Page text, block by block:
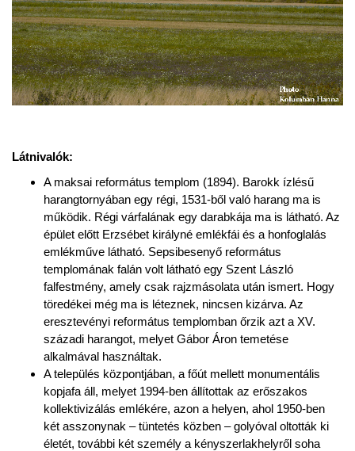
Látnivalók:
A maksai református templom (1894). Barokk ízlésű
harangtornyában egy régi, 1531-ből való harang ma is
működik. Régi várfalának egy darabkája ma is látható. Az
épület előtt Erzsébet királyné emlékfái és a honfoglalás
emlékműve látható. Sepsibesenyő református
templomának falán volt látható egy Szent László
falfestmény, amely csak rajzmásolata után ismert. Hogy
töredékei még ma is léteznek, nincsen kizárva. Az
eresztevényi református templomban őrzik azt a XV.
századi harangot, melyet Gábor Áron temetése
alkalmával használtak.
A település központjában, a főút mellett monumentális
kopjafa áll, melyet 1994-ben állítottak az erőszakos
kollektivizálás emlékére, azon a helyen, ahol 1950-ben
két asszonynak – tüntetés közben – golyóval oltották ki
életét, további két személy a kényszerlakhelyről soha